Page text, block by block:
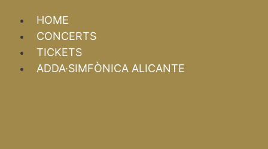
HOME
CONCERTS
TICKETS
ADDA·SIMFÒNICA ALICANTE